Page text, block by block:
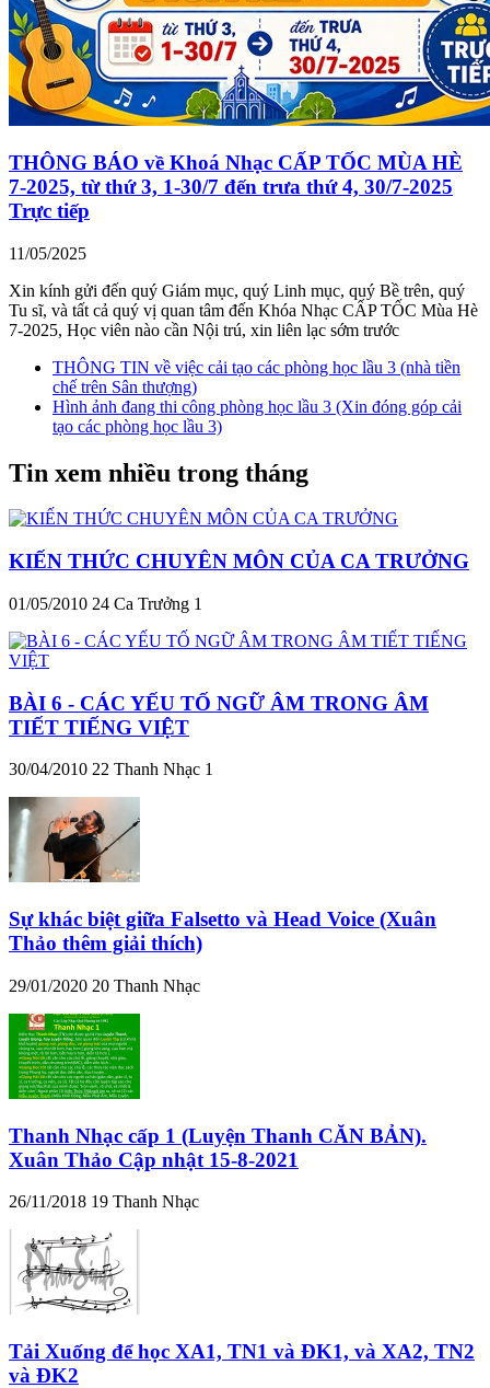
THÔNG BÁO về Khoá Nhạc CẤP TỐC MÙA HÈ
7-2025, từ thứ 3, 1-30/7 đến trưa thứ 4, 30/7-2025
Trực tiếp
11/05/2025
Xin kính gửi đến quý Giám mục, quý Linh mục, quý Bề trên, quý
Tu sĩ, và tất cả quý vị quan tâm đến Khóa Nhạc CẤP TỐC Mùa Hè
7-2025, Học viên nào cần Nội trú, xin liên lạc sớm trước
THÔNG TIN về việc cải tạo các phòng học lầu 3 (nhà tiền
chế trên Sân thượng)
Hình ảnh đang thi công phòng học lầu 3 (Xin đóng góp cải
tạo các phòng học lầu 3)
Tin xem nhiều trong tháng
KIẾN THỨC CHUYÊN MÔN CỦA CA TRƯỞNG
01/05/2010 24 Ca Trưởng 1
BÀI 6 - CÁC YẾU TỐ NGỮ ÂM TRONG ÂM
TIẾT TIẾNG VIỆT
30/04/2010 22 Thanh Nhạc 1
Sự khác biệt giữa Falsetto và Head Voice (Xuân
Thảo thêm giải thích)
29/01/2020 20 Thanh Nhạc
Thanh Nhạc cấp 1 (Luyện Thanh CĂN BẢN).
Xuân Thảo Cập nhật 15-8-2021
26/11/2018 19 Thanh Nhạc
Tải Xuống để học XA1, TN1 và ĐK1, và XA2, TN2
và ĐK2